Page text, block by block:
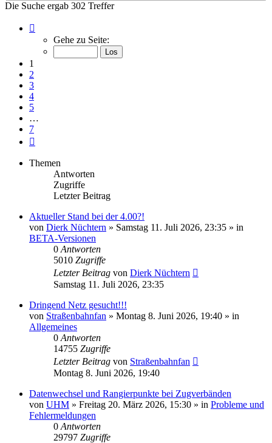
Die Suche ergab 302 Treffer
von
Gehe zu Seite:
1
2
3
4
5
…
7
Themen
Antworten
Zugriffe
Letzter Beitrag
Aktueller Stand bei der 4.00?!
von Dierk Nüchtern » Samstag 11. Juli 2026, 23:35 » in
BETA-Versionen
0 Antworten
5010 Zugriffe
Letzter Beitrag von Dierk Nüchtern
Samstag 11. Juli 2026, 23:35
Dringend Netz gesucht!!!
von Straßenbahnfan » Montag 8. Juni 2026, 19:40 » in
Allgemeines
0 Antworten
14755 Zugriffe
Letzter Beitrag von Straßenbahnfan
Montag 8. Juni 2026, 19:40
Datenwechsel und Rangierpunkte bei Zugverbänden
von UHM » Freitag 20. März 2026, 15:30 » in Probleme und
Fehlermeldungen
0 Antworten
29797 Zugriffe